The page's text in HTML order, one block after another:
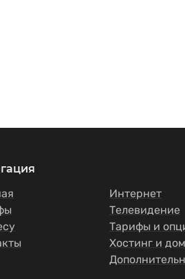
Интернет
Телевидение
Тарифы и
Хостинг и